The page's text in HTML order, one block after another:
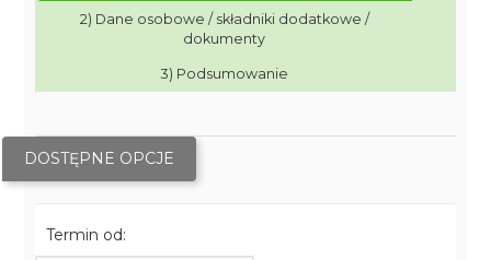
2) Dane osobowe / składniki dodatkowe /
dokumenty
3) Podsumowanie
DOSTĘPNE OPCJE
Termin od: